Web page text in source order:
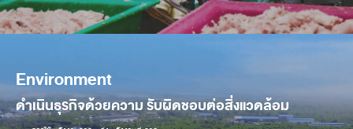
Environment
ดำเนินธุรกิจด้วยความ รับผิดชอบต่อสิ่งแวดล้อม